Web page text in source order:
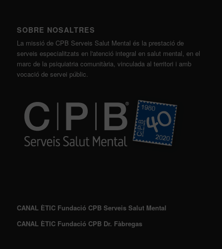
SOBRE NOSALTRES
La missió de CPB Serveis Salut Mental és la prestació de
serveis especialitzats en l'atenció integral en salut mental, en el
marc de la psiquiatria comunitària, vinculada al territori i amb
vocació de servei públic.
CANAL ÈTIC Fundació CPB Serveis Salut Mental
CANAL ÈTIC Fundació CPB Dr. Fàbregas